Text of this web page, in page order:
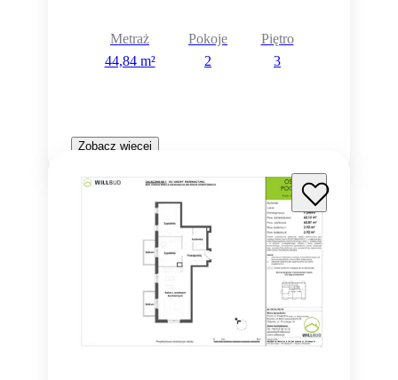
Metraż
44,84 m²
Pokoje
2
Piętro
3
Zobacz więcej